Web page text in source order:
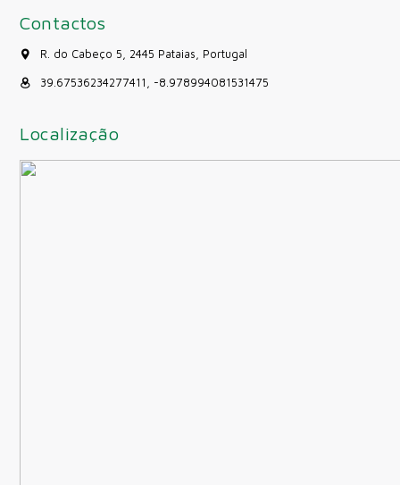
Contactos
R. do Cabeço 5, 2445 Pataias, Portugal
39.67536234277411, -8.978994081531475
Localização